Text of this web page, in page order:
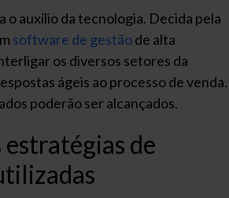
o auxílio da tecnologia. Decida pela
software de gestãode alta
os diversos setores da
ágeis ao processo de venda.
poderão ser alcançados.
estratégias de